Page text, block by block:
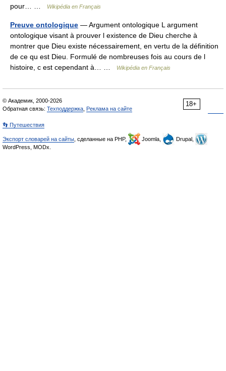
pour… …
Wikipédia en Français
Preuve ontologique — Argument ontologique L argument
ontologique visant à prouver l existence de Dieu cherche à
montrer que Dieu existe nécessairement, en vertu de la définition
de ce qu est Dieu. Formulé de nombreuses fois au cours de l
histoire, c est cependant à… …
Wikipédia en Français
18+
© Академик, 2000-2026
Обратная связь: Техподдержка Реклама на сайте
👣 Путешествия
Экспорт словарей на сайты , сделанные на PHP, Joomla,
Drupal,
WordPress, MODx.